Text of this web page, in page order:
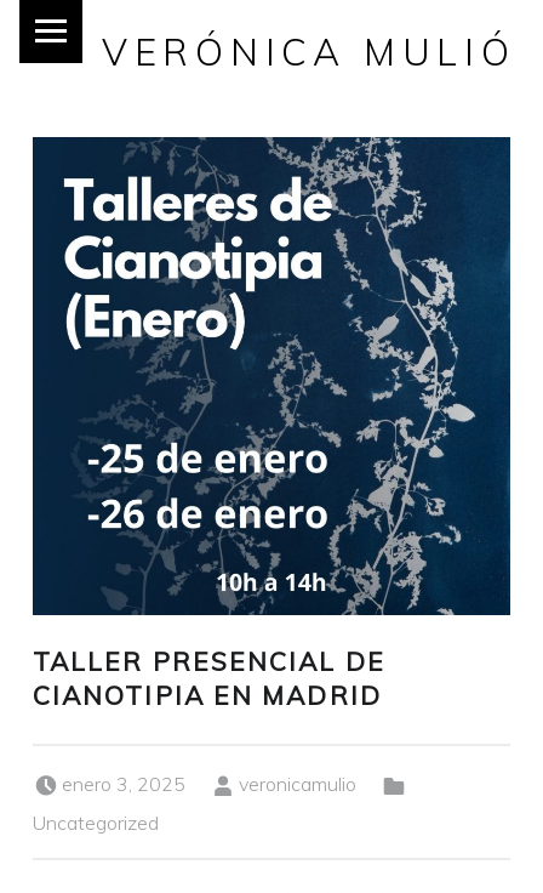
VERÓNICA MULIÓ
TALLER PRESENCIAL DE
CIANOTIPIA EN MADRID
enero 3, 2025 veronicamulio
Uncategorized